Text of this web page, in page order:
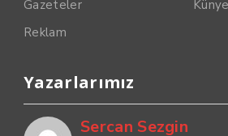
Gazeteler
Reklam
Künye
Yazarlarımız
Sercan Sezgin